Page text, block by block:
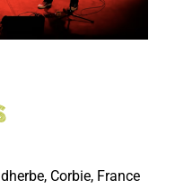
Corbie, France